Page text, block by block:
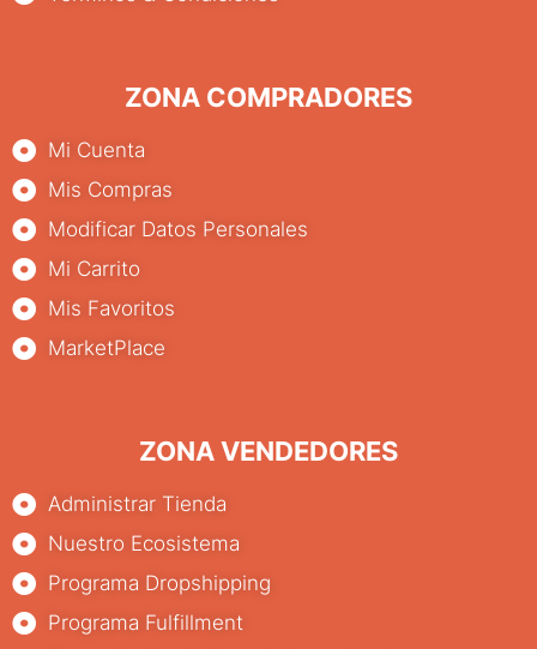
ZONA COMPRADORES
Mi Cuenta
Mis Compras
Modificar Datos Personales
Mi Carrito
Mis Favoritos
MarketPlace
ZONA VENDEDORES
Administrar Tienda
Nuestro Ecosistema
Programa Dropshipping
Programa Fulfillment